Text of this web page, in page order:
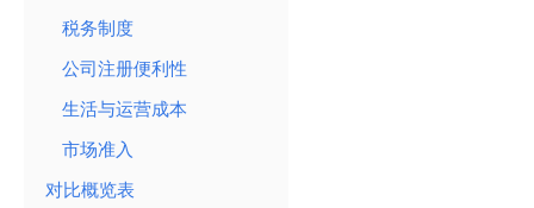
税务制度
公司注册便利性
生活与运营成本
市场准入
对比概览表